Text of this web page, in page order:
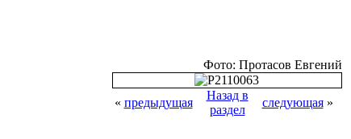
Фото: Протасов Евгений
« предыдущая
Назад в
раздел
следующая»